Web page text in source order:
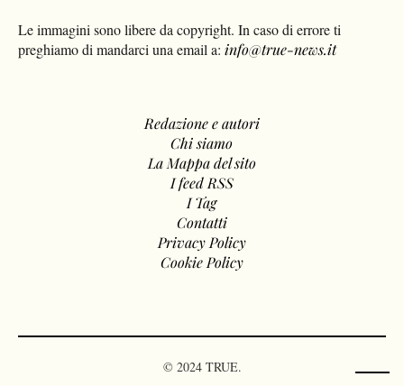
Le immagini sono libere da copyright. In caso di errore ti
preghiamo di mandarci una email a: info@true-news.it
Redazione e autori
Chi siamo
La Mappa del sito
I feed RSS
I Tag
Contatti
Privacy Policy
Cookie Policy
© 2024 TRUE.